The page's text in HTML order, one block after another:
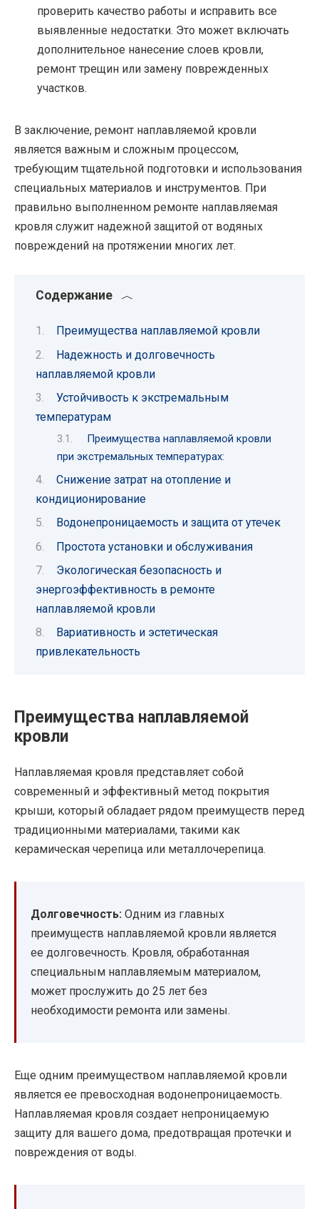
проверить качество работы и исправить все
выявленные недостатки. Это может включать
дополнительное нанесение слоев кровли,
ремонт трещин или замену поврежденных
участков.
В заключение, ремонт наплавляемой кровли
является важным и сложным процессом,
требующим тщательной подготовки и использования
специальных материалов и инструментов. При
правильно выполненном ремонте наплавляемая
кровля служит надежной защитой от водяных
повреждений на протяжении многих лет.
Содержание
Преимущества наплавляемой кровли
Надежность и долговечность
наплавляемой кровли
Устойчивость к экстремальным
температурам
Преимущества наплавляемой кровли
при экстремальных температурах:
Снижение затрат на отопление и
кондиционирование
Водонепроницаемость и защита от утечек
Простота установки и обслуживания
Экологическая безопасность и
энергоэффективность в ремонте
наплавляемой кровли
Вариативность и эстетическая
привлекательность
Преимущества наплавляемой
кровли
Наплавляемая кровля представляет собой
современный и эффективный метод покрытия
крыши, который обладает рядом преимуществ перед
традиционными материалами, такими как
керамическая черепица или металлочерепица.
Долговечность: Одним из главных
преимуществ наплавляемой кровли является
ее долговечность. Кровля, обработанная
специальным наплавляемым материалом,
может прослужить до 25 лет без
необходимости ремонта или замены.
Еще одним преимуществом наплавляемой кровли
является ее превосходная водонепроницаемость.
Наплавляемая кровля создает непроницаемую
защиту для вашего дома, предотвращая протечки и
повреждения от воды.